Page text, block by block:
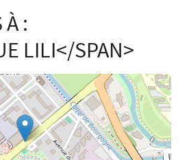
:
LILI</SPAN>